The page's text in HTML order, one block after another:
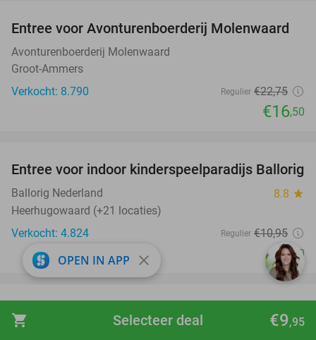
shopping_cart €9,95
Selecteer deal
27%
Entree voor Avonturenboerderij Molenwaard
Avonturenboerderij Molenwaard
Groot-Ammers
Verkocht: 8.790
Regulier €22,75
€16,50
32%
Entree voor indoor kinderspeelparadijs Ballorig
Ballorig Nederland 8.8 star
Heerhugowaard (+21 locaties)
Verkocht: 4.824
Regulier €10,95
€7,50
52%
favorite_border
12-uurtje of eigen pizza maken + limonade en
ijs voor kinderen bij Kosteluk
OPEN IN APP close